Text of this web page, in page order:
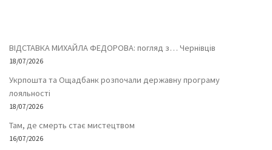
ВІДСТАВКА МИХАЙЛА ФЕДОРОВА: погляд з… Чернівців
18/07/2026
Укрпошта та Ощадбанк розпочали державну програму
лояльності
18/07/2026
Там, де смерть стає мистецтвом
16/07/2026